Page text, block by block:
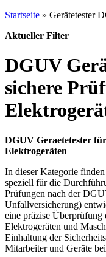
Startseite » Gerätetester
Aktueller Filter
DGUV
sichere
DGUV Geraetetester
Elektrogeräten
In dieser Kategorie
speziell für die
Prüfungen nach der
Unfallversicherung)
eine präzise Überprüfung
Elektrogeräten und
Einhaltung der
Mitarbeiter und Geräte